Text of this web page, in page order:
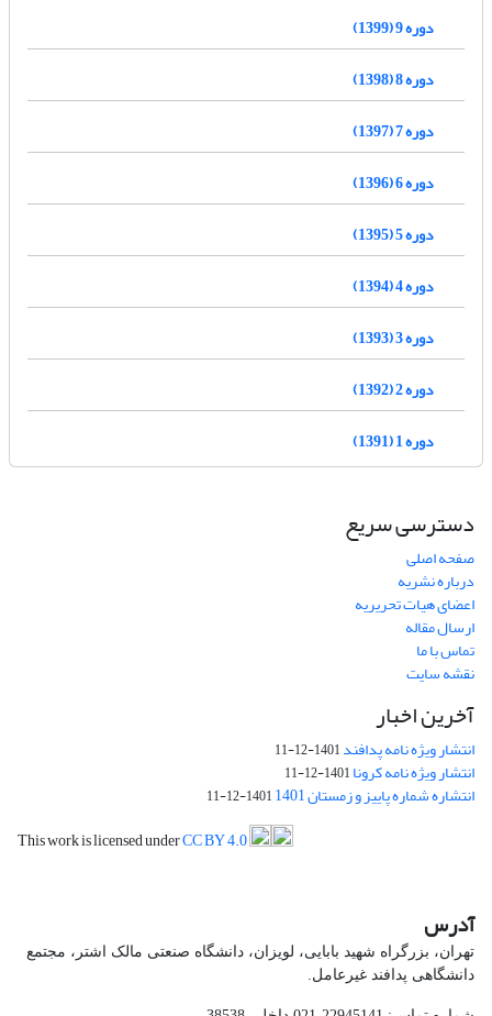
دوره 9 (1399)
دوره 8 (1398)
دوره 7 (1397)
دوره 6 (1396)
دوره 5 (1395)
دوره 4 (1394)
دوره 3 (1393)
دوره 2 (1392)
دوره 1 (1391)
دسترسی سریع
صفحه اصلی
درباره نشریه
اعضای هیات تحریریه
ارسال مقاله
تماس با ما
نقشه سایت
آخرین اخبار
انتشار ویژه نامه پدافند1401-12-11
انتشار ویژه نامه کرونا1401-12-11
انتشاره شماره پاییز و زمستان 1401 1401-12-11
This work is licensed underCC BY 4.0
آدرس
تهران، بزرگراه شهید بابایی، لویزان، دانشگاه صنعتی مالک اشتر، مجتمع
دانشگاهی پدافند غیرعامل.